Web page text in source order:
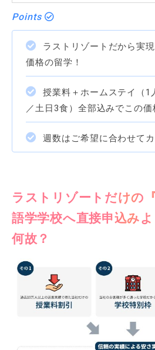
Points
ラストリゾートだから実
価格の留学！
授業料＋ホームステイ（1
／土日3食）全部込みでこの価
週数はご希望に合わせて
ラストリゾートだけの
語学学校へ直接申込み
何故？